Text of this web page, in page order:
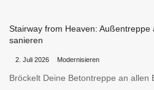
Stairway from Heaven: Außentreppe
sanieren
2. Juli 2026 Modernisieren
Bröckelt Deine Betontreppe an allen